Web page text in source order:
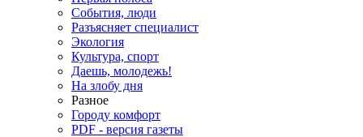
События, люди
Разъясняет специалист
Экология
Культура, спорт
Даешь, молодежь!
На злобу дня
Разное
Городу комфорт
PDF - версия газеты